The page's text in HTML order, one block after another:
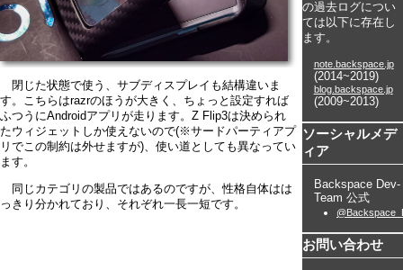
閉じた状態で使う、サブディスプレイも結構違いま
す。こちらはrazrのほうが大きく、ちょっと設定すれば
ふつうにAndroidアプリが走ります。Z Flip3は決められ
たウィジェットしか使えないので(※サードパーティアプ
リでこの制約は外せますが)、使い道としても異なってい
ます。
同じカテゴリの製品ではあるのですが、性格自体はは
っきり分かれており、それぞれ一長一短です。
の過去ログについ
ては以下に存在し
ます。
note.backspace.jp
(2014~2019)
blog.backspace.jp
(2009~2013)
ソーシャルメデ
ィア
Backspace Dev-
Team 公式
お問い合わせ